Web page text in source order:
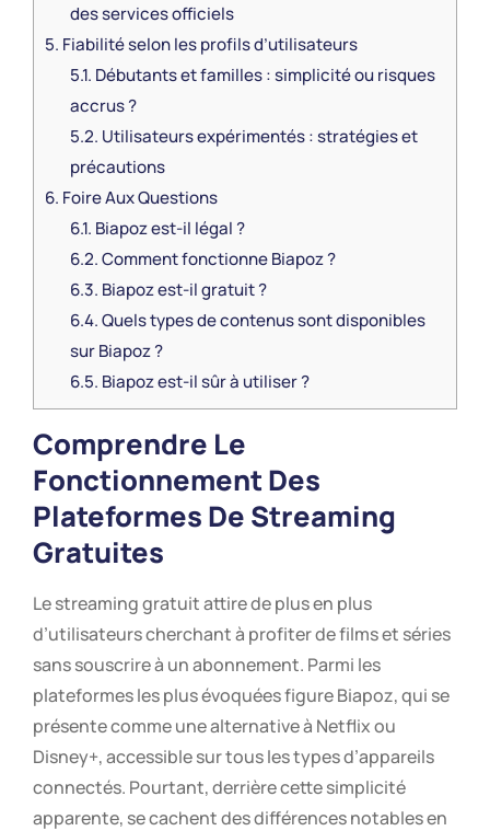
des services officiels
5. Fiabilité selon les profils d’utilisateurs
5.1. Débutants et familles : simplicité ou risques
accrus ?
5.2. Utilisateurs expérimentés : stratégies et
précautions
6. Foire Aux Questions
6.1. Biapoz est-il légal ?
6.2.Comment fonctionne Biapoz ?
6.3. Biapoz est-il gratuit ?
6.4.Quels types de contenus sont disponibles
sur Biapoz ?
6.5. Biapoz est-il sûr à utiliser ?
Comprendre Le
Fonctionnement Des
Plateformes De Streaming
Gratuites
Le streaming gratuit attire de plus en plus
d’utilisateurs cherchant à profiter de films et séries
sans souscrire à un abonnement. Parmi les
plateformes les plus évoquées figure Biapoz, qui se
présente comme une alternative à Netflix ou
Disney+, accessible sur tous les types d’appareils
connectés. Pourtant, derrière cette simplicité
apparente, se cachent des différences notables en